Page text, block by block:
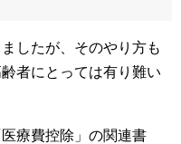
したが、そのやり方も
者にとっては有り難い
療費控除」の関連書